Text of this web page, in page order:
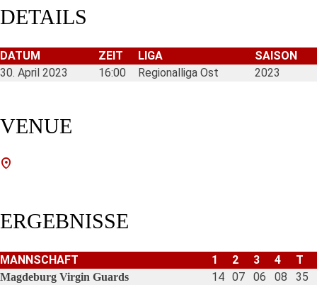
DETAILS
DATUM ZEIT LIGA
SAISON
30. April 2023
16:00 Regionalliga Ost 2023
VENUE
ERGEBNISSE
MANNSCHAFT 1 2 3 4 T
Magdeburg Virgin Guards 14 07 06 08 35